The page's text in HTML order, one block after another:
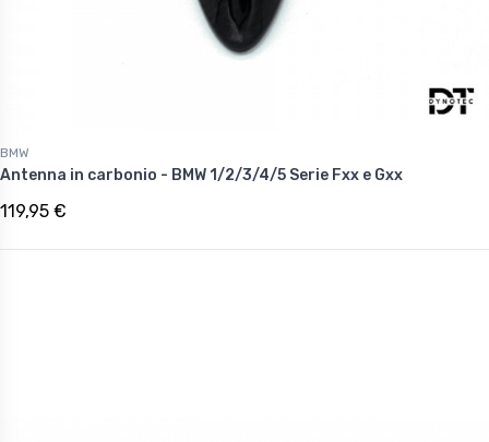
BMW
Antenna in carbonio - BMW 1/2/3/4/5 Serie Fxx e Gxx
119,95 €